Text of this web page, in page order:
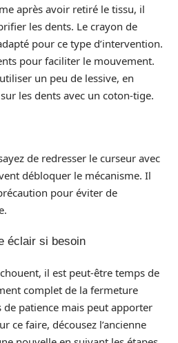
après avoir retiré le tissu, il
les dents. Le crayon de
pour ce type d’intervention.
pour faciliter le mouvement.
un peu de lessive, en
les dents avec un coton-tige.
de redresser le curseur avec
débloquer le mécanisme. Il
pour éviter de
éclair si besoin
il est peut-être temps de
complet de la fermeture
de patience mais peut apporter
ce faire, décousez l’ancienne